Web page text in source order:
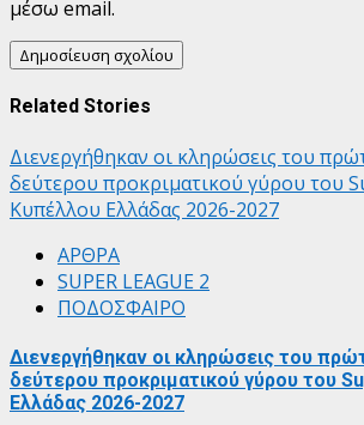
μέσω email.
Related Stories
Διενεργήθηκαν οι κληρώσεις του
δεύτερου προκριματικού γύρου του
Κυπέλλου Ελλάδας 2026-2027
ΑΡΘΡΑ
SUPER LEAGUE 2
ΠΟΔΟΣΦΑΙΡΟ
Διενεργήθηκαν οι κληρώσεις του
δεύτερου προκριματικού γύρου του
Ελλάδας 2026-2027